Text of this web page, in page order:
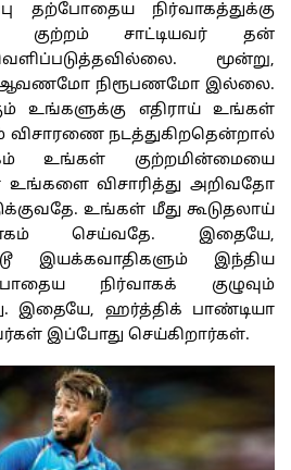
தற்போதைய நிர்வாகத்துக்கு
சாட்டியவர் தன்
மூன்று,
ஆவணமோ நிரூபணமோ இல்லை.
உங்களுக்கு எதிராய் உங்கள்
விசாரணை நடத்துகிறதென்றால்
உங்கள் குற்றமின்மையை
உங்களை விசாரித்து அறிவதோ
உங்கள் மீது கூடுதலாய்
செய்வதே. இதையே,
இயக்கவாதிகளும் இந்திய
நிர்வாகக் குழுவும்
இதையே, ஹர்த்திக் பாண்டியா
இப்போது செய்கிறார்கள்.